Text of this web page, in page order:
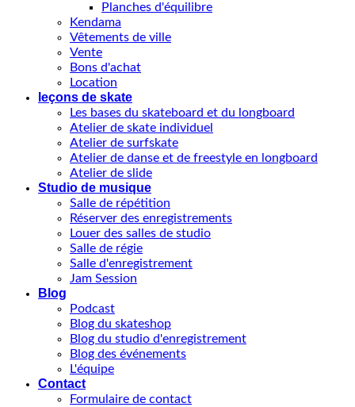
Planches d'équilibre
Kendama
Vêtements de ville
Vente
Bons d'achat
Location
leçons de skate
Les bases du skateboard et du longboard
Atelier de skate individuel
Atelier de surfskate
Atelier de danse et de freestyle en longboard
Atelier de slide
Studio de musique
Salle de répétition
Réserver des enregistrements
Louer des salles de studio
Salle de régie
Salle d'enregistrement
Jam Session
Blog
Podcast
Blog du skateshop
Blog du studio d'enregistrement
Blog des événements
L'équipe
Contact
Formulaire de contact